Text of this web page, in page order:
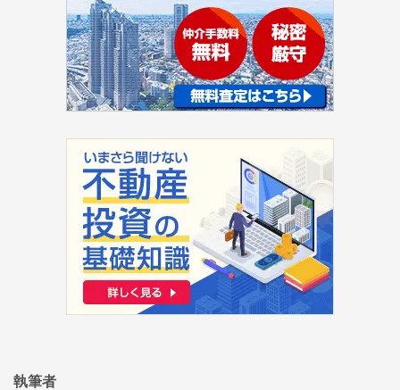
執筆者